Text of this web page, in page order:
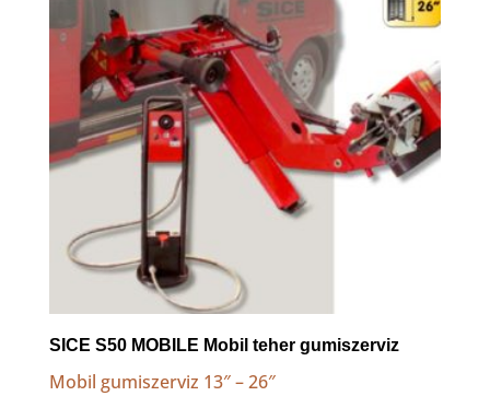
SICE S50 MOBILE Mobil teher gumiszerviz
Mobil gumiszerviz 13″ – 26″